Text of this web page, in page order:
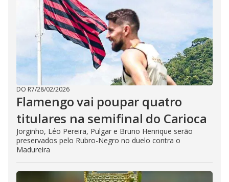
DO R7/28/02/2026
Flamengo vai poupar quatro
titulares na semifinal do Carioca
Jorginho, Léo Pereira, Pulgar e Bruno Henrique serão
preservados pelo Rubro-Negro no duelo contra o
Madureira